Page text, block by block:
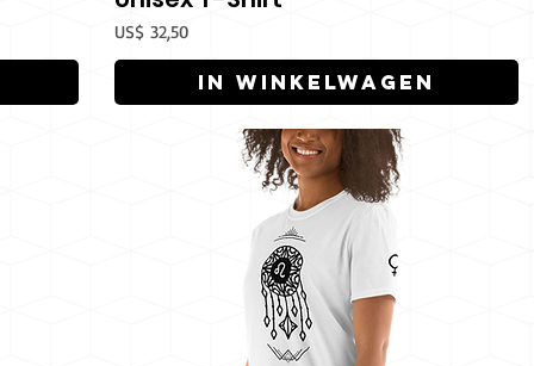
Prijs
US$ 32,50
In winkelwagen